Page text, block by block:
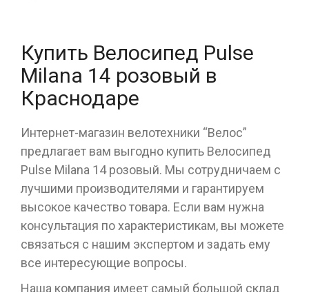
Купить Велосипед Pulse
Milana 14 розовый в
Краснодаре
Интернет-магазин велотехники “Велос”
предлагает вам выгодно купить Велосипед
Pulse Milana 14 розовый. Мы сотрудничаем с
лучшими производителями и гарантируем
высокое качество товара. Если вам нужна
консультация по характеристикам, вы можете
связаться с нашим экспертом и задать ему
все интересующие вопросы.
Наша компания имеет самый большой склад